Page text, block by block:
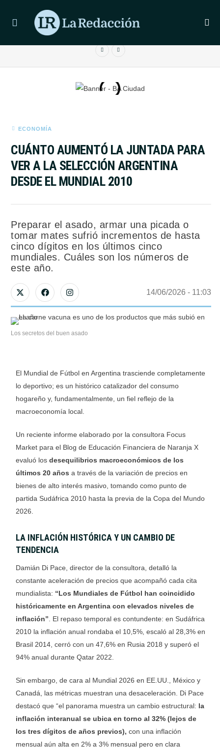
ÚLTIMAS NOTICIAS
MURIÓ LEANDRO RUD, RECONOCIDO REPRESENTANTE DE
ECONOMÍA
CUÁNTO AUMENTÓ LA JUNTADA PARA
VER A LA SELECCIÓN ARGENTINA
DESDE EL MUNDIAL 2010
Preparar el asado, armar una picada o
tomar mates sufrió incrementos de hasta
cinco dígitos en los últimos cinco
mundiales. Cuáles son los números de
este año.
14/06/2026 - 11:03
Los secretos del buen asado
El Mundial de Fútbol en Argentina trasciende completamente
lo deportivo; es un histórico catalizador del consumo
hogareño y, fundamentalmente, un fiel reflejo de la
macroeconomía local.
Un reciente informe elaborado por la consultora Focus
Market para el Blog de Educación Financiera de Naranja X
evaluó los desequilibrios macroeconómicos de los
últimos 20 años a través de la variación de precios en
bienes de alto interés masivo, tomando como punto de
partida Sudáfrica 2010 hasta la previa de la Copa del Mundo
2026.
LA INFLACIÓN HISTÓRICA Y UN CAMBIO DE
TENDENCIA
Damián Di Pace, director de la consultora, detalló la
constante aceleración de precios que acompañó cada cita
mundialista: “Los Mundiales de Fútbol han coincidido
históricamente en Argentina con elevados niveles de
inflación”
El repaso temporal es contundente: en Sudáfrica
2010 la inflación anual rondaba el 10,5%, escaló al 28,3% en
Brasil 2014, cerró con un 47,6% en Rusia 2018 y superó el
94% anual durante Qatar 2022
Sin embargo, de cara al Mundial 2026 en EE. UU., México y
Canadá, las métricas muestran una desaceleración
Di Pace
destacó que “el panorama muestra un cambio estructural: la
inflación interanual se ubica en torno al 32% (lejos de
los tres dígitos de años previos), con una inflación
mensual aún alta en 2% a 3% mensual pero en clara